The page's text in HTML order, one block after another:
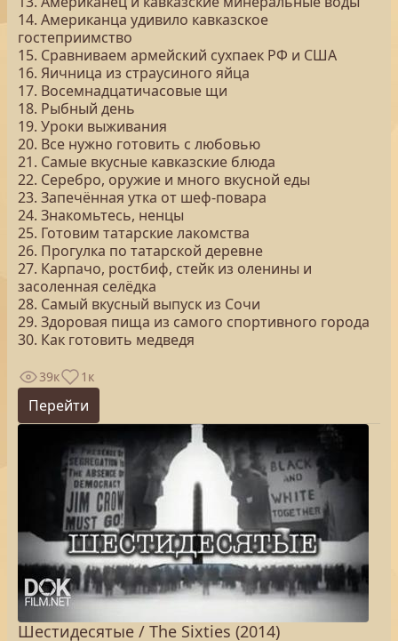
14. Американца удивило кавказское
гостеприимство
15. Сравниваем армейский сухпаек РФ и США
16. Яичница из страусиного яйца
17. Восемнадцатичасовые щи
18. Рыбный день
19. Уроки выживания
20. Все нужно готовить с любовью
21. Самые вкусные кавказские блюда
22. Серебро, оружие и много вкусной еды
23. Запечённая утка от шеф-повара
24. Знакомьтесь, ненцы
25. Готовим татарские лакомства
26. Прогулка по татарской деревне
27. Карпачо, ростбиф, стейк из оленины и
засоленная селёдка
28. Самый вкусный выпуск из Сочи
29. Здоровая пища из самого спортивного города
30. Как готовить медведя
39к 1к
Перейти
Шестидесятые / The Sixties (2014)